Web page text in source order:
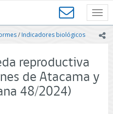
/Indicadores biológicos
reproductiva
de Atacama y
48/2024)